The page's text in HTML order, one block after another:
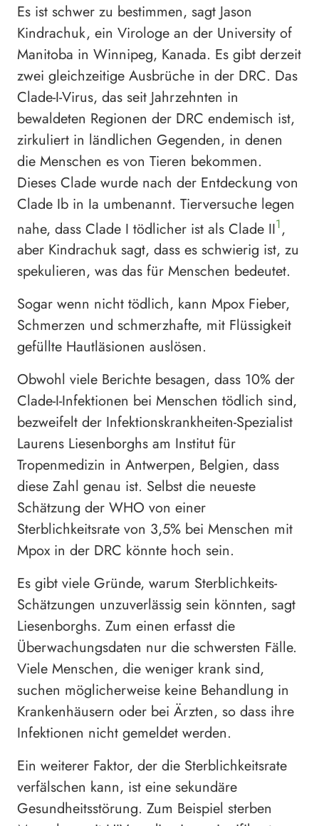
Es ist schwer zu bestimmen, sagt Jason
Kindrachuk, ein Virologe an der University of
Manitoba in Winnipeg, Kanada. Es gibt derzeit
zwei gleichzeitige Ausbrüche in der DRC. Das
Clade-I-Virus, das seit Jahrzehnten in
bewaldeten Regionen der DRC endemisch ist,
zirkuliert in ländlichen Gegenden, in denen
die Menschen es von Tieren bekommen.
Dieses Clade wurde nach der Entdeckung von
Clade Ib in Ia umbenannt. Tierversuche legen
nahe, dass Clade I tödlicher ist als Clade II1,
aber Kindrachuk sagt, dass es schwierig ist, zu
spekulieren, was das für Menschen bedeutet.
Sogar wenn nicht tödlich, kann Mpox Fieber,
Schmerzen und schmerzhafte, mit Flüssigkeit
gefüllte Hautläsionen auslösen.
Obwohl viele Berichte besagen, dass 10% der
Clade-I-Infektionen bei Menschen tödlich sind,
bezweifelt der Infektionskrankheiten-Spezialist
Laurens Liesenborghs am Institut für
Tropenmedizin in Antwerpen, Belgien, dass
diese Zahl genau ist. Selbst die neueste
Schätzung der WHO von einer
Sterblichkeitsrate von 3,5% bei Menschen mit
Mpox in der DRC könnte hoch sein.
Es gibt viele Gründe, warum Sterblichkeits-
Schätzungen unzuverlässig sein könnten, sagt
Liesenborghs. Zum einen erfasst die
Überwachungsdaten nur die schwersten Fälle.
Viele Menschen, die weniger krank sind,
suchen möglicherweise keine Behandlung in
Krankenhäusern oder bei Ärzten, so dass ihre
Infektionen nicht gemeldet werden.
Ein weiterer Faktor, der die Sterblichkeitsrate
verfälschen kann, ist eine sekundäre
Gesundheitsstörung. Zum Beispiel sterben